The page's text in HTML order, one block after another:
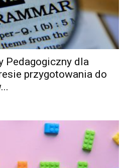
Pedagogiczny dla
przygotowania do